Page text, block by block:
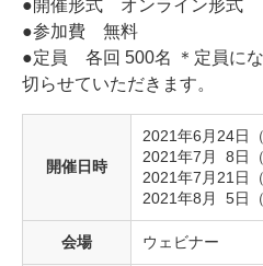
●開催形式 オンライン形式
●参加費 無料
●定員 各回 500名 ＊定員に
切らせていただきます。
開催日時
2021年6月24日
2021年7月 8日
2021年7月21日
2021年8月 5日
会場 ウェビナー